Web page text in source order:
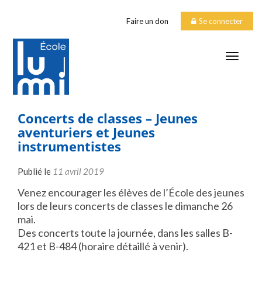
Faire un don Se connecter
Concerts de classes – Jeunes
aventuriers et Jeunes
instrumentistes
Publié le 11 avril 2019
Venez encourager les élèves de l’École des jeunes
lors de leurs concerts de classes le dimanche 26
mai.
Des concerts toute la journée, dans les salles B-
421 et B-484 (horaire détaillé à venir).